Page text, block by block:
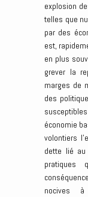
explosion
telles que
par des
est,
en plus
grever la
marges de
des
économie
volontiers
dette lié
pratiques
nocives à